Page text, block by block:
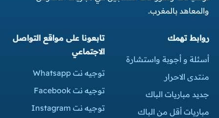
والمعاهد بالمغرب.
روابط تهمك
أسئلة و أجوبة واستشارة
منتدى الاحرار
جديد مباريات الباك
مباريات أقل من الباك
تابعونا على مواقع التواصل
الاجتماعي
توجيه نت Whatsapp
توجيه نت Facebook
توجيه نت Instagram